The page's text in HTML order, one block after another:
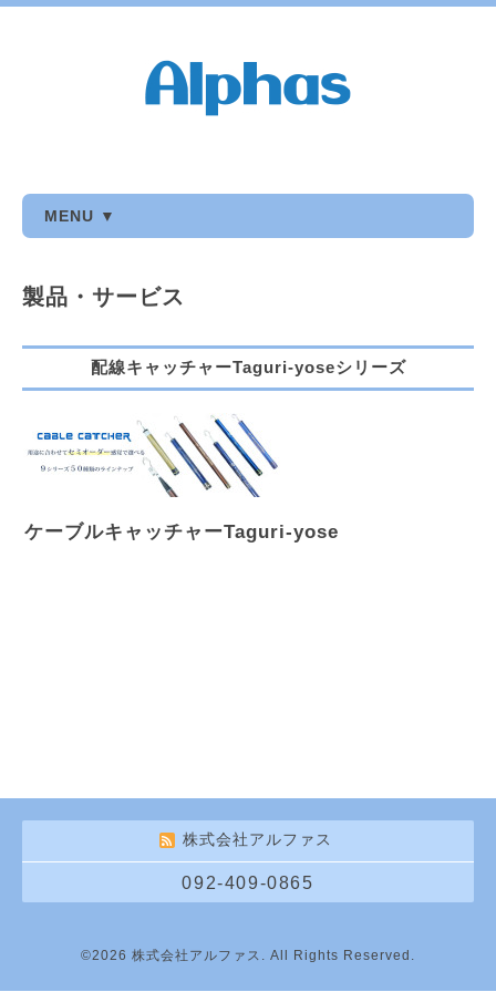
MENU ▼
製品・サービス
配線キャッチャーTaguri-yoseシリーズ
ケーブルキャッチャーTaguri-yose
株式会社アルファス
092-409-0865
©2026 株式会社アルファス . All Rights Reserved.